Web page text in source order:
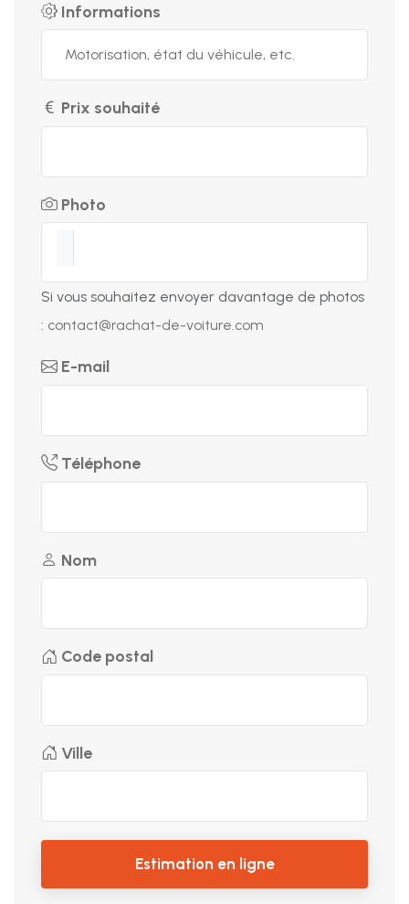
Informations
Prix souhaité
Photo
Si vous souhaitez envoyer davantage de photos
: contact@rachat-de-voiture.com
E-mail
Téléphone
Nom
Code postal
Ville
Estimation en ligne